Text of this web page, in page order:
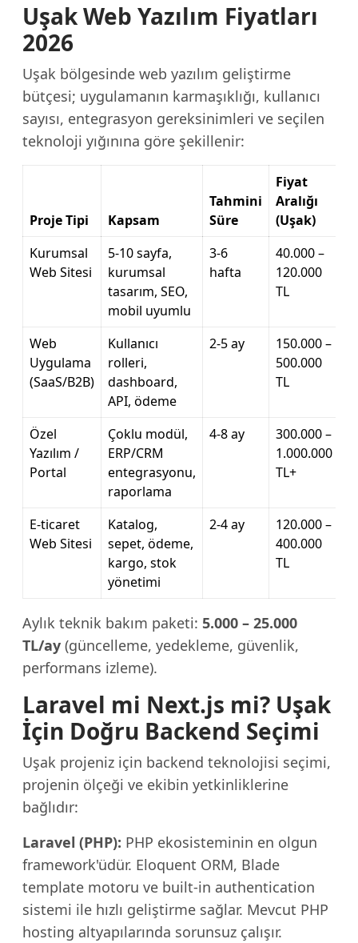
Uşak Web Yazılım Fiyatları
2026
Uşak bölgesinde web yazılım geliştirme
bütçesi; uygulamanın karmaşıklığı, kullanıcı
sayısı, entegrasyon gereksinimleri ve seçilen
teknoloji yığınına göre şekillenir:
Proje Tipi Kapsam
Tahmini
Süre
Fiyat
Aralığı
(Uşak)
Kurumsal
Web Sitesi
5-10 sayfa,
kurumsal
tasarım, SEO,
mobil uyumlu
3-6
hafta
40.000 –
120.000
TL
Web
Uygulama
(SaaS/B2B)
Kullanıcı
rolleri,
dashboard,
API, ödeme
2-5 ay
150.000 –
500.000
TL
Özel
Yazılım /
Portal
Çoklu modül,
ERP/CRM
entegrasyonu,
raporlama
4-8 ay
300.000 –
1.000.000
TL+
E-ticaret
Web Sitesi
Katalog,
sepet, ödeme,
kargo, stok
yönetimi
2-4 ay
120.000 –
400.000
TL
Aylık teknik bakım paketi: 5.000 – 25.000
TL/ay (güncelleme, yedekleme, güvenlik,
performans izleme).
Laravel mi Next.js mi? Uşak
İçin Doğru Backend Seçimi
Uşak projeniz için backend teknolojisi seçimi,
projenin ölçeği ve ekibin yetkinliklerine
bağlıdır:
Laravel (PHP): PHP ekosisteminin en olgun
framework'üdür. Eloquent ORM, Blade
template motoru ve built-in authentication
sistemi ile hızlı geliştirme sağlar. Mevcut PHP
hosting altyapılarında sorunsuz çalışır.